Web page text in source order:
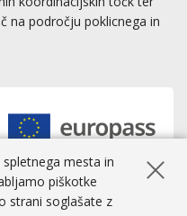
na področju poklicnega in
Skrij
mesta in
piškotke
strani soglašate z